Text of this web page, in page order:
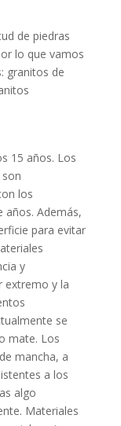
de piedras
lo que vamos
granitos de
15 años. Los
los
años. Además,
para evitar
y
extremo y la
se
mate. Los
mancha, a
a los
algo
Materiales